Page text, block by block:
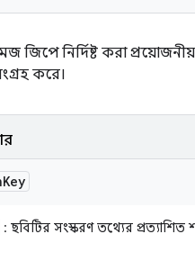
জিপে নির্দিষ্ট করা
করে।
Key
: ছবিটির সংস্করণ তথ্যের প্রত্যাশিত